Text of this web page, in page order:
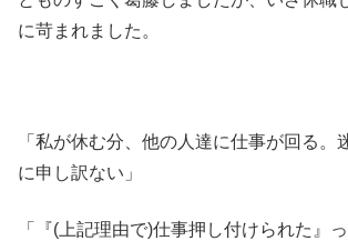
に苛まれました。
「私が休む分、他の人達に仕事が回る。
に申し訳ない」
「『(上記理由で)仕事押し付けられた』